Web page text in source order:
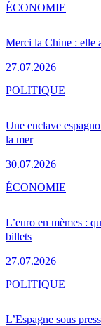
Merci la Chine : elle
27.07.2026
ÉCONOMIE
Une enclave
la mer
30.07.2026
POLITIQUE
L’euro en mèmes :
billets
27.07.2026
ÉCONOMIE
L’Espagne sous
POLITIQUE